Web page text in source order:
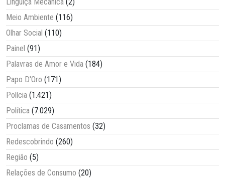
Linguiça Mecânica (2)
Meio Ambiente (116)
Olhar Social (110)
Painel (91)
Palavras de Amor e Vida (184)
Papo D'Oro (171)
Polícia (1.421)
Política (7.029)
Proclamas de Casamentos (32)
Redescobrindo (260)
Região (5)
Relações de Consumo (20)